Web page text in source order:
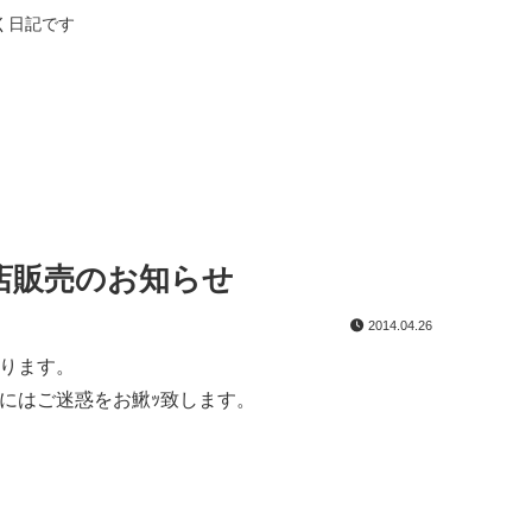
日記です
販売のお知らせ
2014.04.26
ます。
はご迷惑をお鰍ｯ致します。